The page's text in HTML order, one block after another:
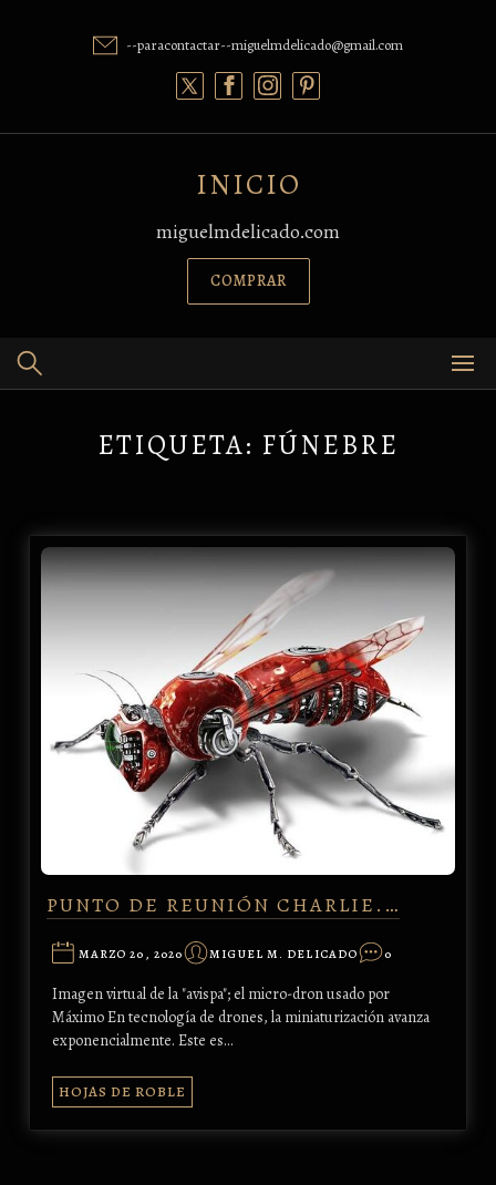
--paracontactar--miguelmdelicado@gmail.com
INICIO
miguelmdelicado.com
COMPRAR
ETIQUETA: FÚNEBRE
PUNTO DE REUNIÓN CHARLIE.…
MARZO 20, 2020 MIGUEL M. DELICADO 0
Imagen virtual de la "avispa"; el micro-dron usado por
Máximo En tecnología de drones, la miniaturización avanza
exponencialmente. Este es…
HOJAS DE ROBLE